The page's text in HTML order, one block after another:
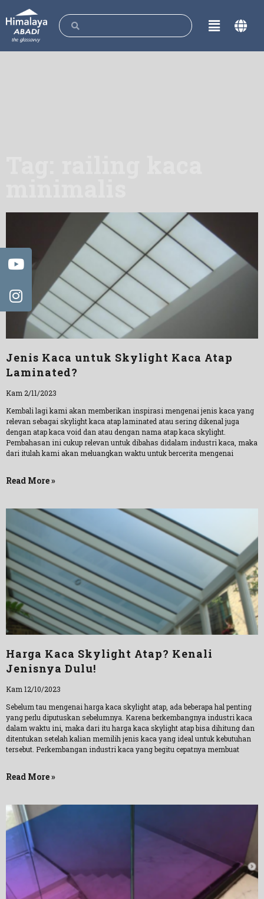
Jenis Kaca untuk Skylight Kaca Atap
Laminated?
Kam 2/11/2023
Kembali lagi kami akan memberikan inspirasi mengenai jenis kaca yang
relevan sebagai skylight kaca atap laminated atau sering dikenal juga
dengan atap kaca void dan atau dengan nama atap kaca skylight.
Pembahasan ini cukup relevan untuk dibahas didalam industri kaca, maka
dari itulah kami akan meluangkan waktu untuk bercerita mengenai
Read More »
Harga Kaca Skylight Atap? Kenali
Jenisnya Dulu!
Kam 12/10/2023
Sebelum tau mengenai harga kaca skylight atap, ada beberapa hal penting
yang perlu diputuskan sebelumnya. Karena berkembangnya industri kaca
dalam waktu ini, maka dari itu harga kaca skylight atap bisa dihitung dan
ditentukan setelah kalian memilih jenis kaca yang ideal untuk kebutuhan
tersebut. Perkembangan industri kaca yang begitu cepatnya membuat
Read More »